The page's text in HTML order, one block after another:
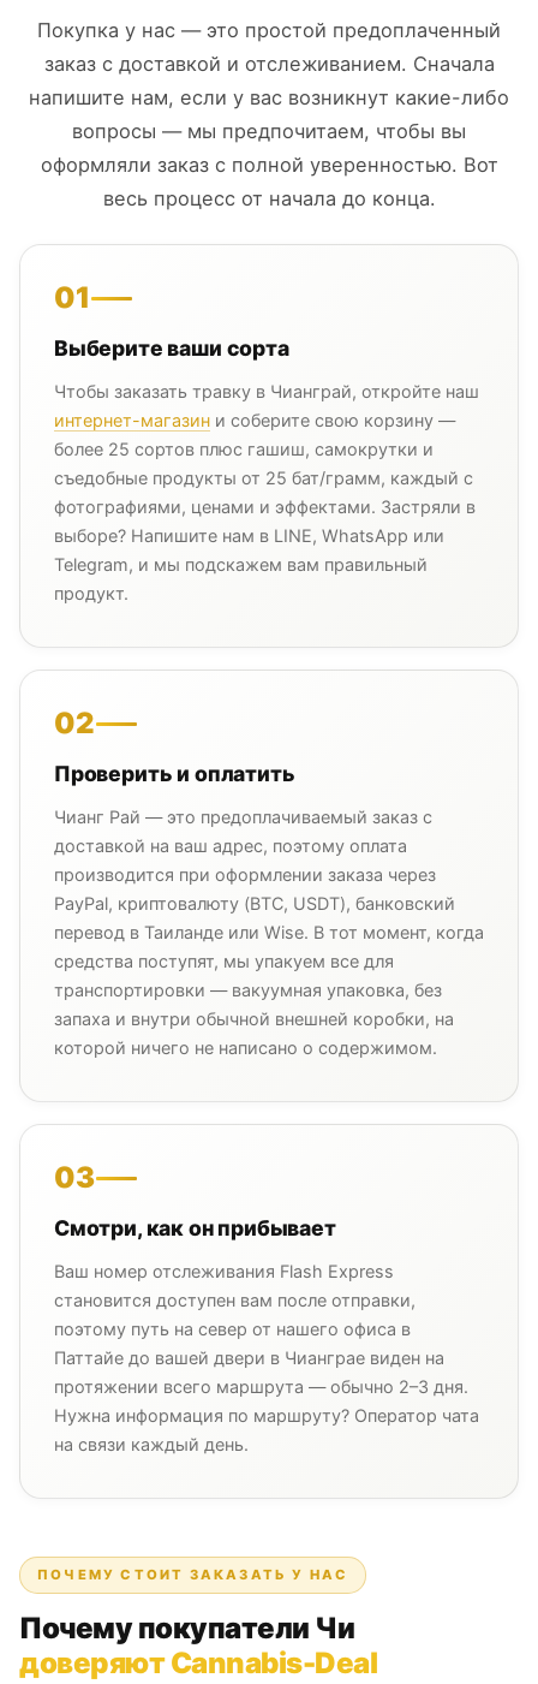
Покупка у нас — это простой предоплаченный
заказ с доставкой и отслеживанием. Сначала
напишите нам, если у вас возникнут какие-либо
вопросы — мы предпочитаем, чтобы вы
оформляли заказ с полной уверенностью. Вот
весь процесс от начала до конца.
01
Выберите ваши сорта
Чтобы заказать травку в Чианграй, откройте наш
интернет-магазин и соберите свою корзину —
более 25 сортов плюс гашиш, самокрутки и
съедобные продукты от 25 бат/грамм, каждый с
фотографиями, ценами и эффектами. Застряли в
выборе? Напишите нам в LINE, WhatsApp или
Telegram, и мы подскажем вам правильный
продукт.
02
Проверить и оплатить
Чианг Рай — это предоплачиваемый заказ с
доставкой на ваш адрес, поэтому оплата
производится при оформлении заказа через
PayPal, криптовалюту (BTC, USDT), банковский
перевод в Таиланде или Wise. В тот момент, когда
средства поступят, мы упакуем все для
транспортировки — вакуумная упаковка, без
запаха и внутри обычной внешней коробки, на
которой ничего не написано о содержимом.
03
Смотри, как он прибывает
Ваш номер отслеживания Flash Express
становится доступен вам после отправки,
поэтому путь на север от нашего офиса в
Паттайе до вашей двери в Чианграе виден на
протяжении всего маршрута — обычно 2–3 дня.
Нужна информация по маршруту? Оператор чата
на связи каждый день.
ПОЧЕМУ СТОИТ ЗАКАЗАТЬ У НАС
Почему покупатели Чи
доверяют Cannabis-Deal